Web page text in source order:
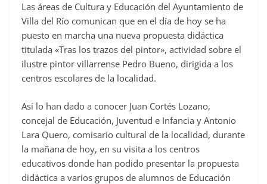
c
e
b
o
o
Las áreas de Cultura y Educación del Ayuntamiento de
Villa del Río comunican que en el día de hoy se ha
puesto en marcha una nueva propuesta didáctica
titulada «Tras los trazos del pintor», actividad sobre el
ilustre pintor villarrense Pedro Bueno, dirigida a los
centros escolares de la localidad.
Así lo han dado a conocer Juan Cortés Lozano,
concejal de Educación, Juventud e Infancia y Antonio
Lara Quero, comisario cultural de la localidad, durante
la mañana de hoy, en su visita a los centros
educativos donde han podido presentar la propuesta
didáctica a varios grupos de alumnos de Educación